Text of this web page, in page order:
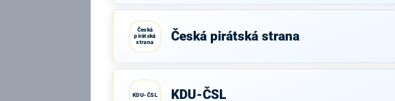
Česká
pirátská
strana
Česká pirátská strana
KDU-ČSL KDU-ČSL